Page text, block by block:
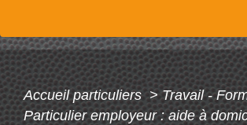
Accueil particuliers> Travail -
Particulier employeur : aide à